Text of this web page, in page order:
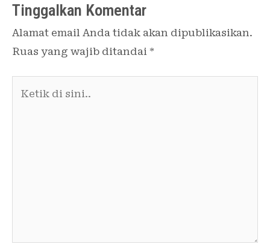
Tinggalkan Komentar
Alamat email Anda tidak akan dipublikasikan.
Ruas yang wajib ditandai *